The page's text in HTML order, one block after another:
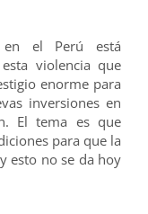
en el Perú está
violencia que
enorme para
inversiones en
El tema es que
para que la
esto no se da hoy